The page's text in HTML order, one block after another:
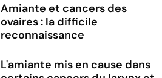
Amiante et cancers des
ovaires : la difficile
reconnaissance
L'amiante mis en cause dans